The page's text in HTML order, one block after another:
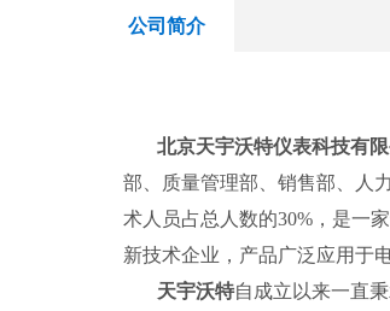
公司简介
北京天宇沃特仪表科技有
部、质量管理部、销售部、人
术人员占总人数的30% ，是一
新技术企业，产品广泛应用于
天宇沃特自成立以来一直